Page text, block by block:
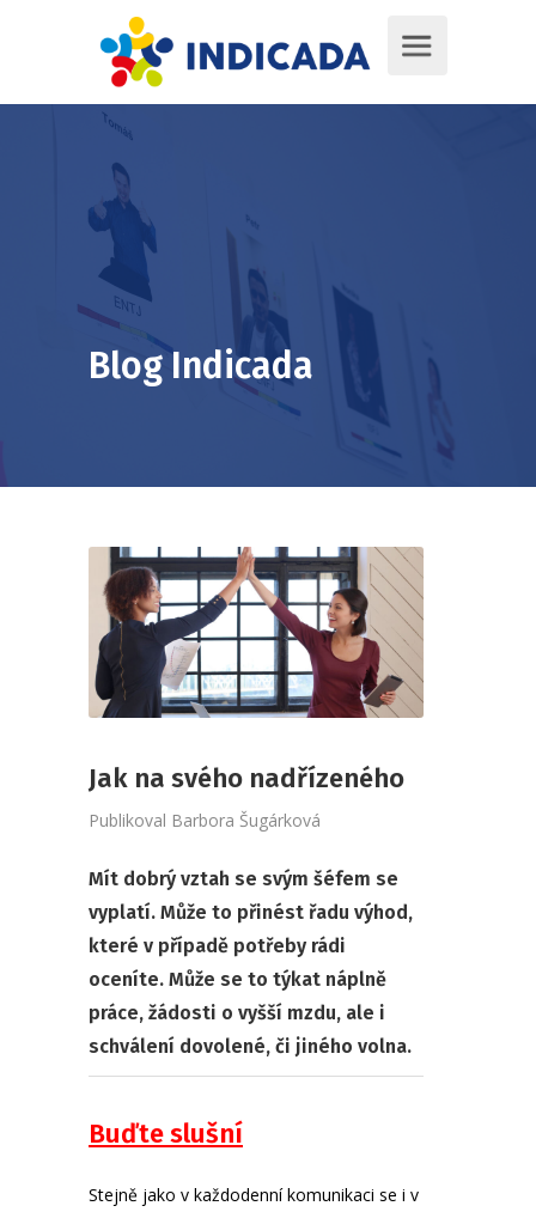
Blog Indicada
Jak na svého nadřízeného
Publikoval Barbora Šugárková
Mít dobrý vztah se svým šéfem se
vyplatí. Může to přinést řadu výhod,
které v případě potřeby rádi
oceníte. Může se to týkat náplně
práce, žádosti o vyšší mzdu, ale i
schválení dovolené, či jiného volna.
Buďte slušní
Stejně jako v každodenní komunikaci se i v